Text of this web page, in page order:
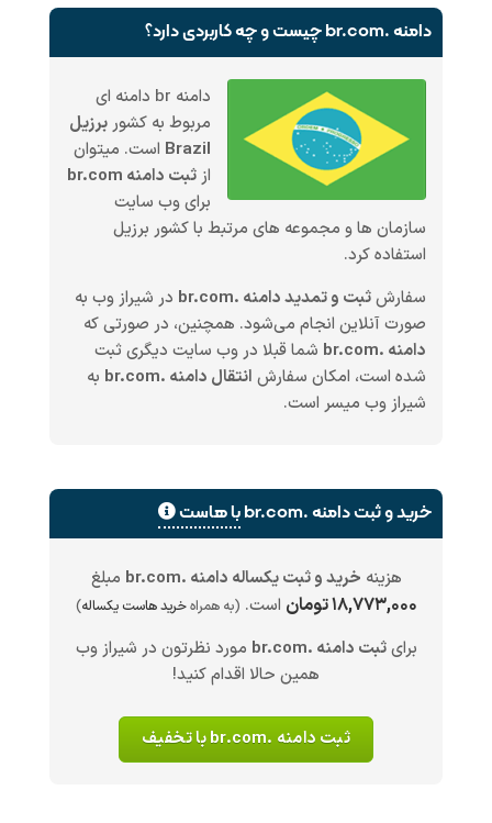
دامنه .br.com چیست و چه کاربردی دارد؟
دامنه br دامنه ای
مربوط به کشوربرزیل
Brazil است. میتوان
ازثبت دامنه br.com
برای وب سایت
سازمان ها و مجموعه های مرتبط با کشور برزیل
استفاده کرد.
سفارشثبت و تمدید دامنه .br.com
در شیراز وب به
صورت آنلاین انجام می‌شود. همچنین، در صورتی که
دامنه .br.com
شما قبلا در وب سایت دیگری ثبت
شده است، امکان سفارش انتقال دامنه .br.com
به
شیراز وب میسر است.
خرید و ثبت دامنه .br.com با هاست
هزینه خرید و ثبت یکساله دامنه .br.com مبلغ
۱۸,۷۷۳,۰۰۰ تومان است. (به همراهخرید هاست یکساله)
برایثبت دامنه .br.com
مورد نظرتون در شیراز وب
همین حالا اقدام کنید!
ثبت دامنه .br.com با تخفیف